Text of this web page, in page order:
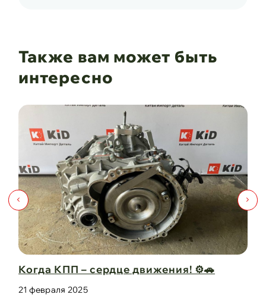
Также вам может быть
интересно
⚙️🚗
Капот для Changan UNI-V –